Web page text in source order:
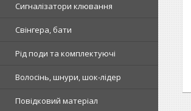
Сигналізатори клювання
Свінгера, бати
Рід поди та комплектуючі
Волосінь, шнури, шок-лідер
Повідковий матеріал